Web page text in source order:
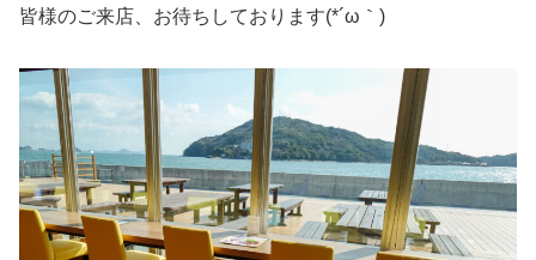
皆様のご来店、お待ちしております(*´ω｀)